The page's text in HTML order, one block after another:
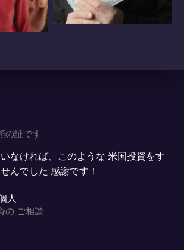
の証です
なければ、このような 米国投資をす
んでした 感謝です！
人
の ご相談